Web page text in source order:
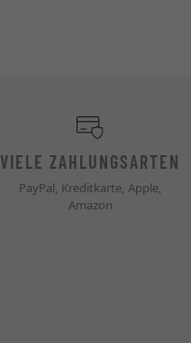
VIELE ZAHLUNGSARTEN
PayPal, Kreditkarte, Apple,
Amazon